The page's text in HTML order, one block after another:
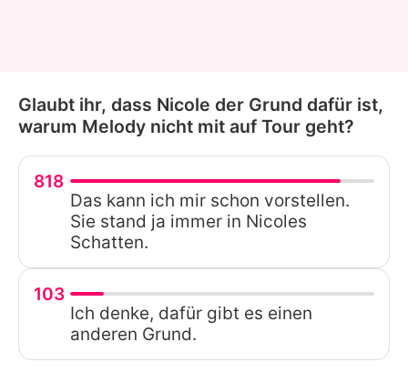
Glaubt ihr, dass Nicole der Grund dafür ist,
warum Melody nicht mit auf Tour geht?
818
Das kann ich mir schon vorstellen.
Sie stand ja immer in Nicoles
Schatten.
103
Ich denke, dafür gibt es einen
anderen Grund.